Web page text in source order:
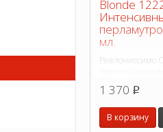
Blonde
мл.
Ревлониссимо
окрашивания,
цвет с
пяти уровней
1 370 p
В корзину